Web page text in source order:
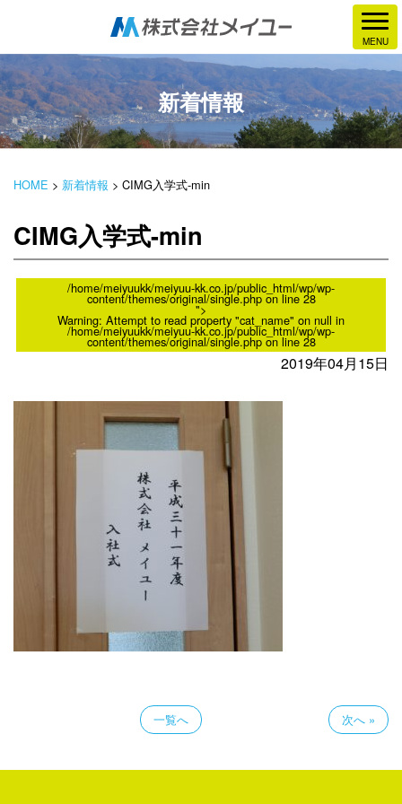
新着情報
HOME > 新着情報 > CIMG入学式-min
CIMG入学式-min
/home/meiyuukk/meiyuu-kk.co.jp/public_html/wp/wp-
content/themes/original/single.php on line28
">
Warning: Attempt to read property "cat_name" on null in
/home/meiyuukk/meiyuu-kk.co.jp/public_html/wp/wp-
content/themes/original/single.phpon line28
2019年04月15日
一覧へ 次へ »